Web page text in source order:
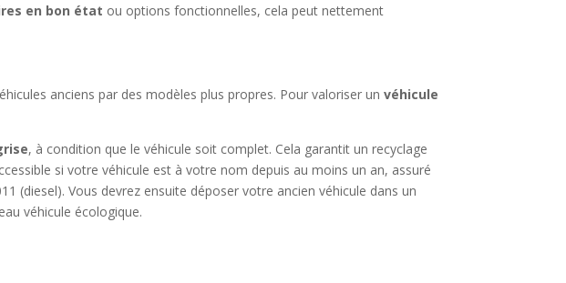
en bon état ou options fonctionnelles, cela peut nettement
anciens par des modèles plus propres. Pour valoriser unvéhicule
, à condition que le véhicule soit complet. Cela garantit un recyclage
si votre véhicule est à votre nom depuis au moins un an, assuré
(diesel). Vous devrez ensuite déposer votre ancien véhicule dans un
véhicule écologique.